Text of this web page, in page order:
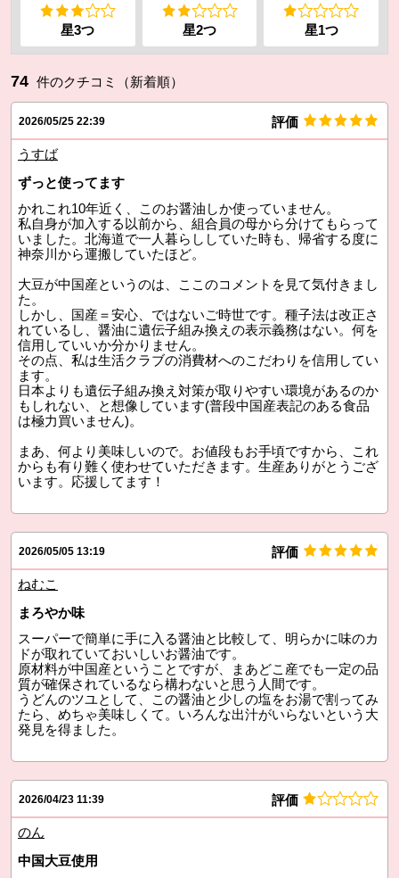
星3つ 星2つ 星1つ
74 件のクチコミ（新着順）
2026/05/25 22:39 評価
うすば
ずっと使ってます
かれこれ10年近く、このお醤油しか使っていません。
私自身が加入する以前から、組合員の母から分けてもらって
いました。北海道で一人暮らししていた時も、帰省する度に
神奈川から運搬していたほど。
大豆が中国産というのは、ここのコメントを見て気付きまし
た。
しかし、国産＝安心、ではないご時世です。種子法は改正さ
れているし、醤油に遺伝子組み換えの表示義務はない。何を
信用していいか分かりません。
その点、私は生活クラブの消費材へのこだわりを信用してい
ます。
日本よりも遺伝子組み換え対策が取りやすい環境があるのか
もしれない、と想像しています(普段中国産表記のある食品
は極力買いません)。
まあ、何より美味しいので。お値段もお手頃ですから、これ
からも有り難く使わせていただきます。生産ありがとうござ
います。応援してます！
2026/05/05 13:19 評価
ねむこ
まろやか味
スーパーで簡単に手に入る醤油と比較して、明らかに味のカ
ドが取れていておいしいお醤油です。
原材料が中国産ということですが、まあどこ産でも一定の品
質が確保されているなら構わないと思う人間です。
うどんのツユとして、この醤油と少しの塩をお湯で割ってみ
たら、めちゃ美味しくて。いろんな出汁がいらないという大
発見を得ました。
2026/04/23 11:39 評価
のん
中国大豆使用